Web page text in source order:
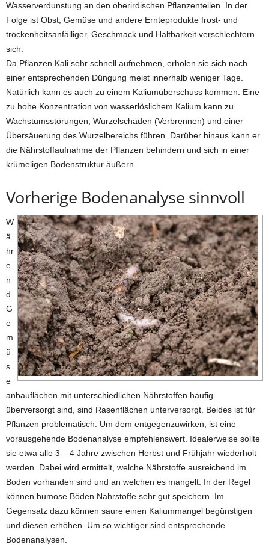
Wasserverdunstung an den oberirdischen Pflanzenteilen. In der
Folge ist Obst, Gemüse und andere Ernteprodukte frost- und
trockenheitsanfälliger, Geschmack und Haltbarkeit verschlechtern
sich.
Da Pflanzen Kali sehr schnell aufnehmen, erholen sie sich nach
einer entsprechenden Düngung meist innerhalb weniger Tage.
Natürlich kann es auch zu einem Kaliumüberschuss kommen. Eine
zu hohe Konzentration von wasserlöslichem Kalium kann zu
Wachstumsstörungen, Wurzelschäden (Verbrennen) und einer
Übersäuerung des Wurzelbereichs führen. Darüber hinaus kann er
die Nährstoffaufnahme der Pflanzen behindern und sich in einer
krümeligen Bodenstruktur äußern.
Vorherige Bodenanalyse sinnvoll
W
ä
hr
e
n
d
G
e
m
ü
s
e
anbauflächen mit unterschiedlichen Nährstoffen häufig
überversorgt sind, sind Rasenflächen unterversorgt. Beides ist für
Pflanzen problematisch. Um dem entgegenzuwirken, ist eine
vorausgehende Bodenanalyse empfehlenswert. Idealerweise sollte
sie etwa alle 3 – 4 Jahre zwischen Herbst und Frühjahr wiederholt
werden. Dabei wird ermittelt, welche Nährstoffe ausreichend im
Boden vorhanden sind und an welchen es mangelt. In der Regel
können humose Böden Nährstoffe sehr gut speichern. Im
Gegensatz dazu können saure einen Kaliummangel begünstigen
und diesen erhöhen. Um so wichtiger sind entsprechende
Bodenanalysen.